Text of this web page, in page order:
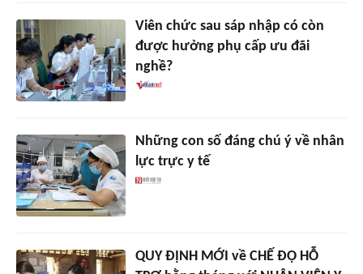
Viên chức sau sáp nhập có còn
được hưởng phụ cấp ưu đãi
nghề?
Những con số đáng chú ý về nhân
lực trực y tế
QUY ĐỊNH MỚI về CHẾ ĐỘ HỖ